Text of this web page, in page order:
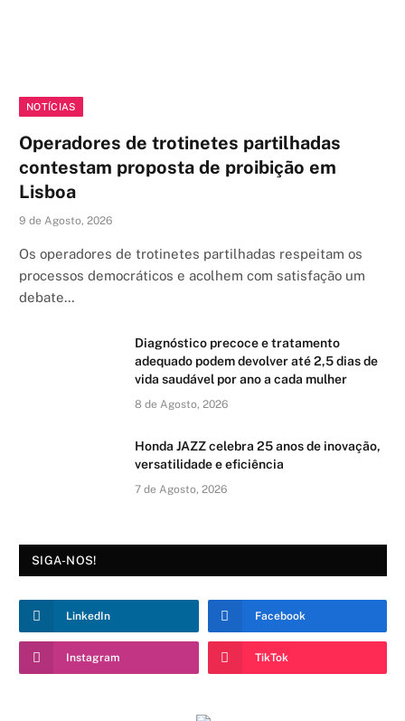
NOTÍCIAS
Operadores de trotinetes partilhadas
contestam proposta de proibição em
Lisboa
9 de Agosto, 2026
Os operadores de trotinetes partilhadas respeitam os
processos democráticos e acolhem com satisfação um
debate…
Diagnóstico precoce e tratamento
adequado podem devolver até 2,5 dias de
vida saudável por ano a cada mulher
8 de Agosto, 2026
Honda JAZZ celebra 25 anos de inovação,
versatilidade e eficiência
7 de Agosto, 2026
SIGA-NOS!
LinkedIn Facebook
Instagram TikTok